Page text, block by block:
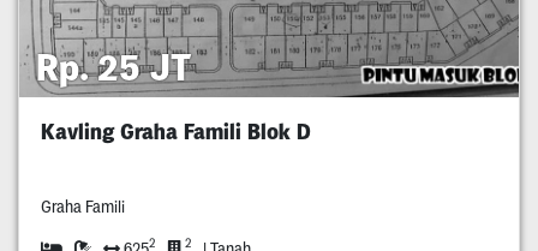
Rp. 25 JT
Kavling Graha Famili Blok D
Graha Famili
2 2